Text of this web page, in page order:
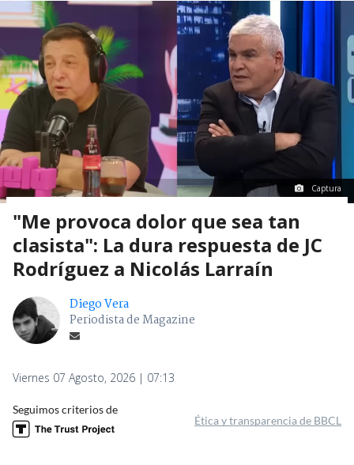
Captura
"Me provoca dolor que sea tan
clasista": La dura respuesta de JC
Rodríguez a Nicolás Larraín
Diego Vera
Periodista de Magazine
Viernes 07 Agosto, 2026 | 07:13
Seguimos criterios de
Ética y transparencia de BBCL